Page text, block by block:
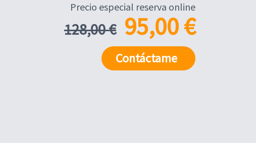
Precio especial reserva online
128,00 € 95,00 €
Contáctame